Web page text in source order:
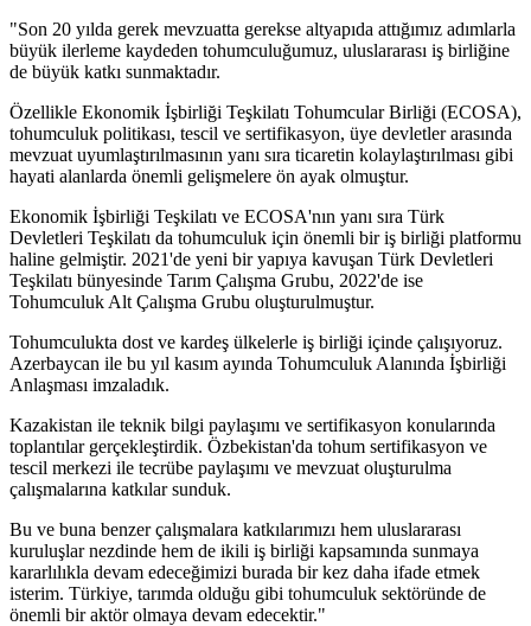
"Son 20 yılda gerek mevzuatta gerekse altyapıda attığımız adımlarla
büyük ilerleme kaydeden tohumculuğumuz, uluslararası iş birliğine
de büyük katkı sunmaktadır.
Özellikle Ekonomik İşbirliği Teşkilatı Tohumcular Birliği (ECOSA),
tohumculuk politikası, tescil ve sertifikasyon, üye devletler arasında
mevzuat uyumlaştırılmasının yanı sıra ticaretin kolaylaştırılması gibi
hayati alanlarda önemli gelişmelere ön ayak olmuştur.
Ekonomik İşbirliği Teşkilatı ve ECOSA'nın yanı sıra Türk
Devletleri Teşkilatı da tohumculuk için önemli bir iş birliği platformu
haline gelmiştir. 2021'de yeni bir yapıya kavuşan Türk Devletleri
Teşkilatı bünyesinde Tarım Çalışma Grubu, 2022'de ise
Tohumculuk Alt Çalışma Grubu oluşturulmuştur.
Tohumculukta dost ve kardeş ülkelerle iş birliği içinde çalışıyoruz.
Azerbaycan ile bu yıl kasım ayında Tohumculuk Alanında İşbirliği
Anlaşması imzaladık.
Kazakistan ile teknik bilgi paylaşımı ve sertifikasyon konularında
toplantılar gerçekleştirdik. Özbekistan'da tohum sertifikasyon ve
tescil merkezi ile tecrübe paylaşımı ve mevzuat oluşturulma
çalışmalarına katkılar sunduk.
Bu ve buna benzer çalışmalara katkılarımızı hem uluslararası
kuruluşlar nezdinde hem de ikili iş birliği kapsamında sunmaya
kararlılıkla devam edeceğimizi burada bir kez daha ifade etmek
isterim. Türkiye, tarımda olduğu gibi tohumculuk sektöründe de
önemli bir aktör olmaya devam edecektir."